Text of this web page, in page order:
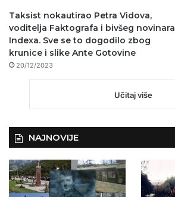
Taksist nokautirao Petra Vidova,
voditelja Faktografa i bivšeg novinara
Indexa. Sve se to dogodilo zbog
krunice i slike Ante Gotovine
20/12/2023
Učitaj više
NAJNOVIJE